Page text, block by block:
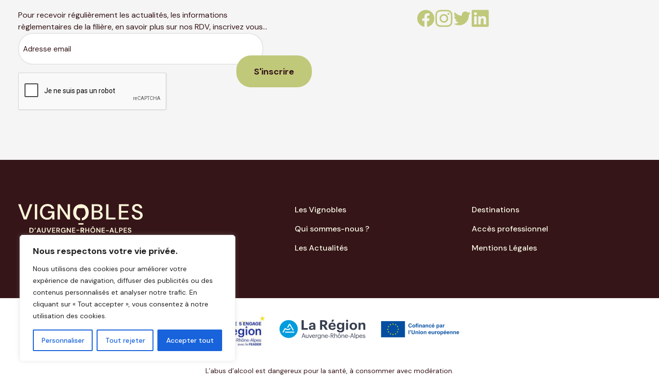
Nous respectons votre vie privée.
Nous utilisons des cookies pour améliorer votre
expérience de navigation, diffuser des publicités ou des
contenus personnalisés et analyser notre trafic. En
cliquant sur « Tout accepter », vous consentez à notre
utilisation des cookies.
Personnaliser Tout rejeter Accepter tout
Pour recevoir régulièrement les actualités, les informations
règlementaires de la filière, en savoir plus sur nos RDV, inscrivez vous…
Adresse
email
Les Vignobles
Destinations
Qui sommes-nous ?
Accès professionnel
Les Actualités
Mentions Légales
L’abus d’alcool est dangereux pour la santé, à consommer avec modération.